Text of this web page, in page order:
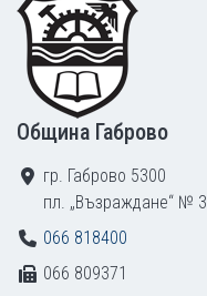
Община Габрово
гр. Габрово 5300
пл. „Възраждане“ № 3
066 818400
066 809371